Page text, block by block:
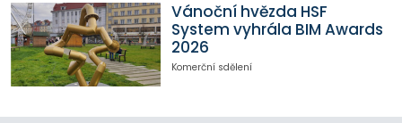
Vánoční hvězda HSF
System vyhrála BIM Awards
2026
Komerční sdělení